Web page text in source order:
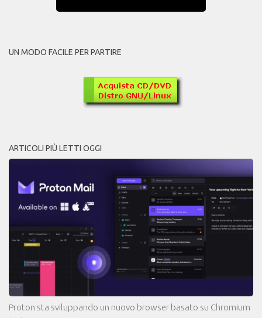
UN MODO FACILE PER PARTIRE
ARTICOLI PIÙ LETTI OGGI
Proton sta sviluppando un nuovo browser basato su Chromium